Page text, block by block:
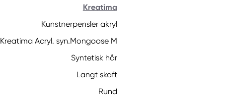
Kreatima
Kunstnerpensler akryl
Kreatima Acryl. syn.Mongoose M
Syntetisk hår
Langt skaft
Rund